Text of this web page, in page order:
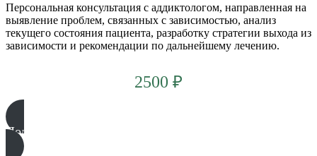
Персональная консультация с аддиктологом, направленная на
выявление проблем, связанных с зависимостью, анализ
текущего состояния пациента, разработку стратегии выхода из
зависимости и рекомендации по дальнейшему лечению.
2500 ₽
Подробнее